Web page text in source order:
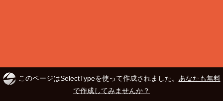
このページはSelectTypeを使って作成されました。 あなたも無料
で作成してみませんか？